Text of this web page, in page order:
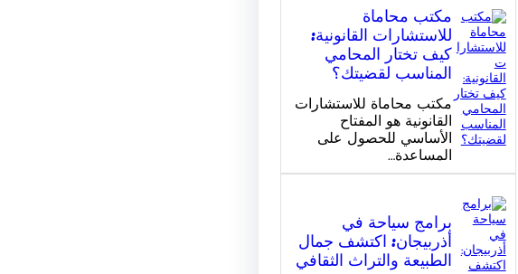
مكتب محاماة
للاستشارات القانونية:
كيف تختار المحامي
المناسب لقضيتك؟
مكتب محاماة للاستشارات
القانونية هو المفتاح
الأساسي للحصول على
المساعدة…
برامج سياحة في
أذربيجان: اكتشف جمال
الطبيعة والتراث الثقافي